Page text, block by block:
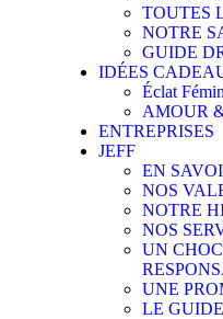
TOUTES
NOTRE
GUIDE
IDÉES
Éclat
AMOUR
ENTREPRISES
JEFF
EN
NOS
NOTRE
NOS
UN
UNE
LE